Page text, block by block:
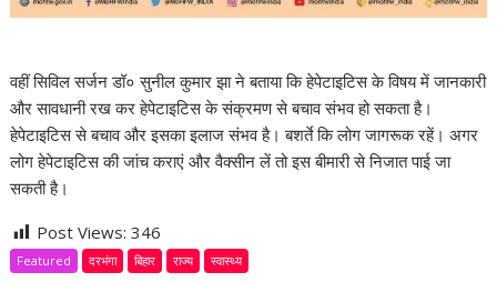
वहीं सिविल सर्जन डॉ० सुनील कुमार झा ने बताया कि हेपेटाइटिस के विषय में जानकारी
और सावधानी रख कर हेपेटाइटिस के संक्रमण से बचाव संभव हो सकता है।
हेपेटाइटिस से बचाव और इसका इलाज संभव है। बशर्ते कि लोग जागरूक रहें। अगर
लोग हेपेटाइटिस की जांच कराएं और वैक्सीन लें तो इस बीमारी से निजात पाई जा
सकती है।
Post Views:346
Featured दरभंगा बिहार राज्य स्वास्थ्य